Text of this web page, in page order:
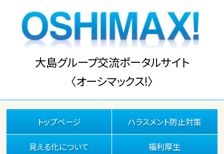
大島グループ交流ポータルサイト
〈オーシマックス!〉
トップページ ハラスメント防止対策
見える化について 福利厚生